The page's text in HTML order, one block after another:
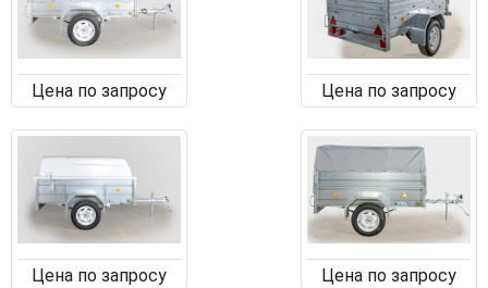
Цена по запросу Цена по запросу
Цена по запросу Цена по запросу